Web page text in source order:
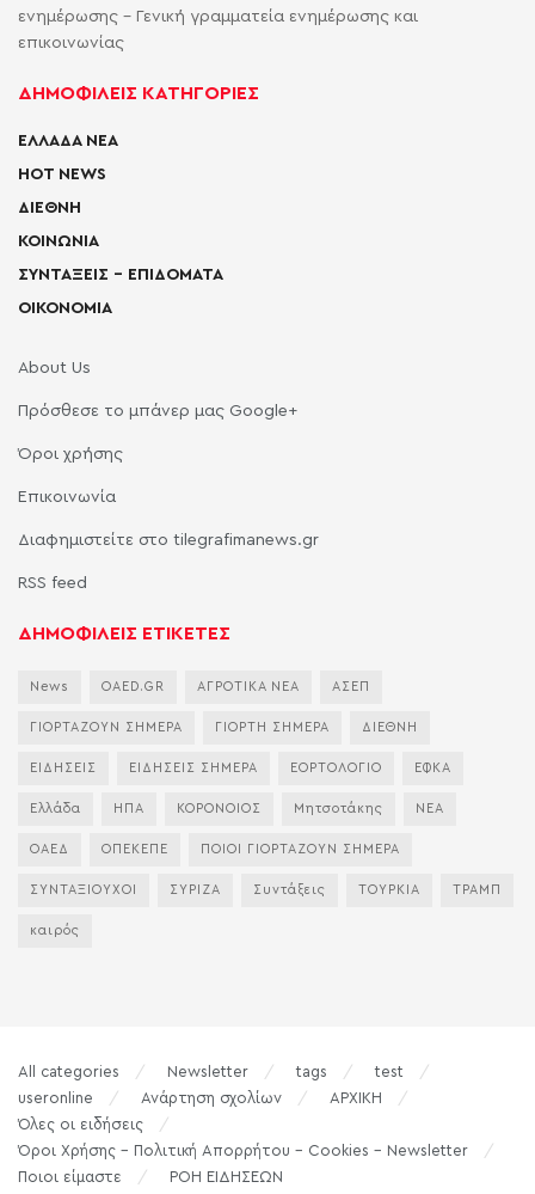
ενημέρωσης - Γενική γραμματεία ενημέρωσης και
επικοινωνίας
ΔΗΜΟΦΙΛΕΙΣ ΚΑΤΗΓΟΡΙΕΣ
ΕΛΛΑΔΑ ΝΕΑ
HOT NEWS
ΔΙΕΘΝΗ
ΚΟΙΝΩΝΙΑ
ΣΥΝΤΑΞΕΙΣ – ΕΠΙΔΟΜΑΤΑ
ΟΙΚΟΝΟΜΙΑ
About Us
Πρόσθεσε το μπάνερ μας Google+
Όροι χρήσης
Επικοινωνία
Διαφημιστείτε στο tilegrafimanews.gr
RSS feed
ΔΗΜΟΦΙΛΕΙΣ ΕΤΙΚΕΤΕΣ
News OAED.GR ΑΓΡΟΤΙΚΑ ΝΕΑ ΑΣΕΠ
ΓΙΟΡΤΑΖΟΥΝ ΣΗΜΕΡΑ ΓΙΟΡΤΗ ΣΗΜΕΡΑ ΔΙΕΘΝΗ
ΕΙΔΗΣΕΙΣ ΕΙΔΗΣΕΙΣ ΣΗΜΕΡΑ ΕΟΡΤΟΛΟΓΙΟ ΕΦΚΑ
Ελλάδα ΗΠΑ ΚΟΡΟΝΟΙΟΣ Μητσοτάκης ΝΕΑ
ΟΑΕΔ ΟΠΕΚΕΠΕ ΠΟΙΟΙ ΓΙΟΡΤΑΖΟΥΝ ΣΗΜΕΡΑ
ΣΥΝΤΑΞΙΟΥΧΟΙ ΣΥΡΙΖΑ Συντάξεις ΤΟΥΡΚΙΑ ΤΡΑΜΠ
καιρός
All categories Newsletter tags
test
useronline
Ανάρτηση σχολίων
ΑΡΧΙΚΗ
Όλες οι ειδήσεις
Όροι Χρήσης – Πολιτική Απορρήτου – Cookies – Newsletter
Ποιοι είμαστε
ΡΟΗ ΕΙΔΗΣΕΩΝ